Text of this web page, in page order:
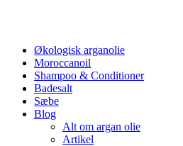
Økologisk arganolie
Moroccanoil
Shampoo & Conditioner
Badesalt
Sæbe
Blog
Alt om argan olie
Artikel